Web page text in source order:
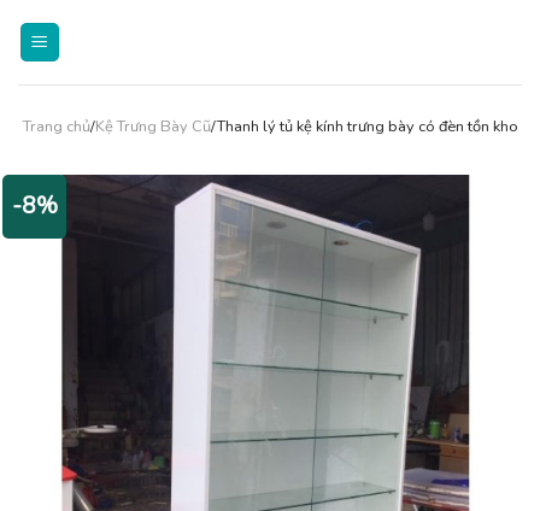
Trang chủ/Kệ Trưng Bày Cũ/Thanh lý tủ kệ kính trưng bày có đèn tồn kho
-8%